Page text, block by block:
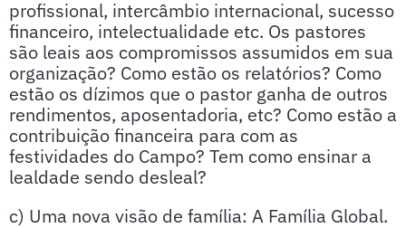
profissional, intercâmbio internacional, sucesso
financeiro, intelectualidade etc. Os pastores
são leais aos compromissos assumidos em sua
organização? Como estão os relatórios? Como
estão os dízimos que o pastor ganha de outros
rendimentos, aposentadoria, etc? Como estão a
contribuição financeira para com as
festividades do Campo? Tem como ensinar a
lealdade sendo desleal?
c) Uma nova visão de família: A Família Global.